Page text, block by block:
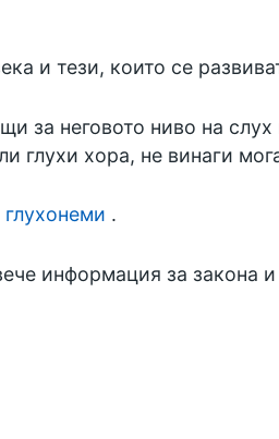
и тези, които се
за неговото ниво на
глухи хора, не винаги
.
информация за закона